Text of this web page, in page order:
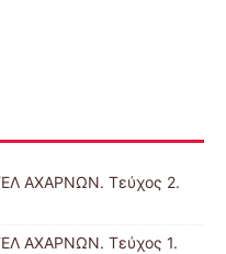
ΑΧΑΡΝΩΝ. Τεύχος 2.
ΑΧΑΡΝΩΝ. Τεύχος 1.